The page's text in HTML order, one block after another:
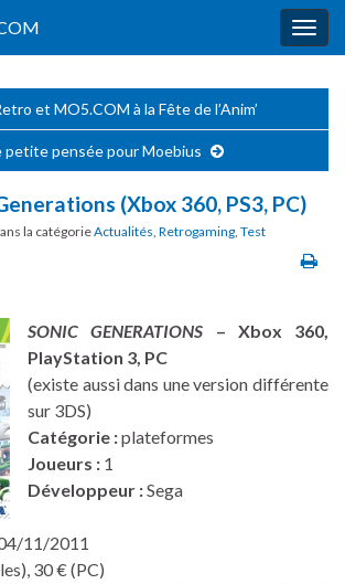
et MO5.COM à la Fête de l’Anim’
petite pensée pour Moebius
(Xbox 360, PS3, PC)
la catégorieActualités, Retrogaming, Test
SONIC GENERATIONS – Xbox 360,
PlayStation 3, PC
(existe aussi dans une version différente
sur 3DS)
Catégorie :plateformes
Joueurs : 1
Développeur :Sega
11/2011
30 € (PC)